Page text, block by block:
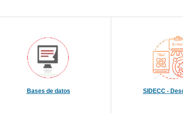
Bases de datos SIDECC -